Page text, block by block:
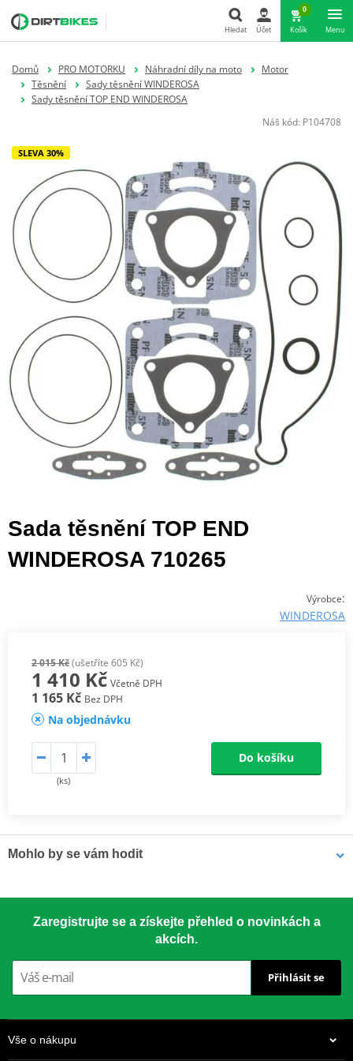
Hledat Účet
0
Košík Menu
Domů PRO MOTORKU Náhradní díly na moto
Motor
Těsnění
Sady těsnění WINDEROSA
Sady těsnění TOP END WINDEROSA
Náš kód: P104708
SLEVA 30%
Sada těsnění TOP END
WINDEROSA 710265
Výrobce:
WINDEROSA
2 015 Kč(ušetříte 605 Kč)
1 410 Kč Včetně DPH
1 165 Kč Bez DPH
Na objednávku
(ks)
Do košíku
Mohlo by se vám hodit
Zaregistrujte se a získejte přehled o novinkách a
akcích.
Přihlásit se
Vše o nákupu